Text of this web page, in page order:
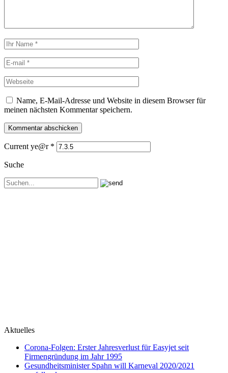
Name, E-Mail-Adresse und Website in diesem Browser für
meinen nächsten Kommentar speichern.
Current ye@r *
Suche
Aktuelles
Corona-Folgen: Erster Jahresverlust für Easyjet seit
Firmengründung im Jahr 1995
Gesundheitsminister Spahn will Karneval 2020/2021